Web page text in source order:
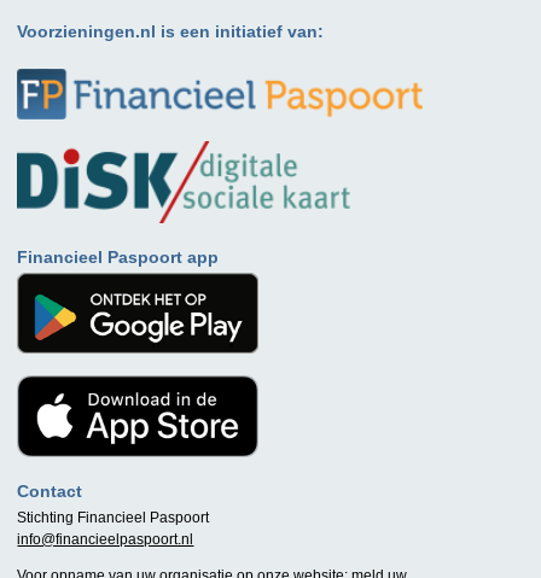
Voorzieningen.nl is een initiatief van:
Financieel Paspoort app
Contact
Stichting Financieel Paspoort
info@financieelpaspoort.nl